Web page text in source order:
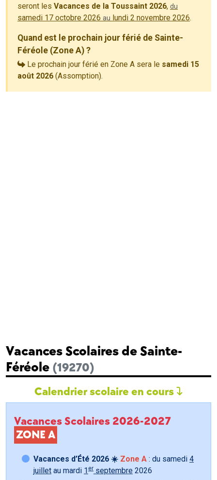
seront les Vacances de la Toussaint 2026, du
samedi 17 octobre 2026 au lundi 2 novembre 2026.
Quand est le prochain jour férié de Sainte-
Féréole (Zone A) ?
Le prochain jour férié en Zone A sera le samedi 15
août 2026 (Assomption).
Vacances Scolaires de Sainte-
Féréole (19270)
Calendrier scolaire en cours
Vacances Scolaires 2026-2027
ZONE A
Vacances d’Été 2026 ☀️ Zone A : du samedi 4
juillet au mardi 1 er septembre 2026